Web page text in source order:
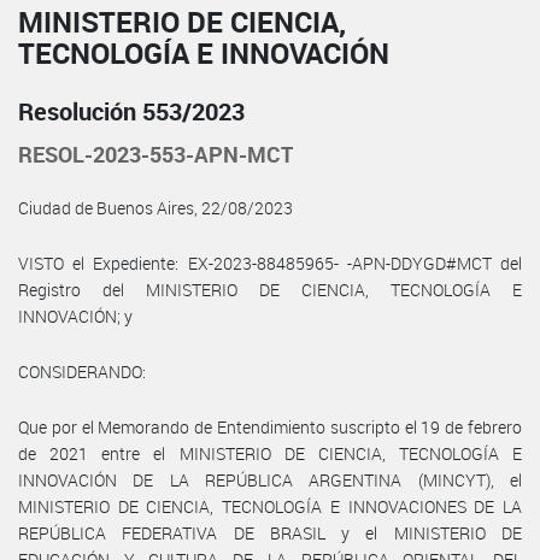
MINISTERIO DE CIENCIA,
TECNOLOGÍA E INNOVACIÓN
Resolución 553/2023
RESOL-2023-553-APN-MCT
Ciudad de Buenos Aires, 22/08/2023
VISTO el Expediente: EX-2023-88485965- -APN-DDYGD#MCT del
Registro del MINISTERIO DE CIENCIA, TECNOLOGÍA E
INNOVACIÓN; y
CONSIDERANDO:
Que por el Memorando de Entendimiento suscripto el 19 de febrero
de 2021 entre el MINISTERIO DE CIENCIA, TECNOLOGÍA E
INNOVACIÓN DE LA REPÚBLICA ARGENTINA (MINCYT), el
MINISTERIO DE CIENCIA, TECNOLOGÍA E INNOVACIONES DE LA
REPÚBLICA FEDERATIVA DE BRASIL y el MINISTERIO DE